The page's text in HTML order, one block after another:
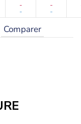
-
-
-
-
Comparer